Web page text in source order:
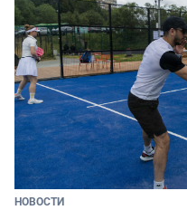
НОВОСТИ